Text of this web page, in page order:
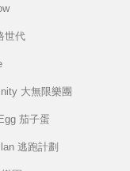
世代
大無限樂團
茄子蛋
逃跑計劃